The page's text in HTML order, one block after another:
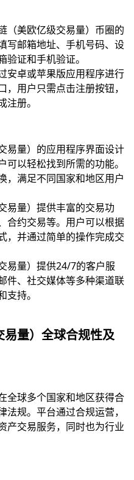
（美欧亿级交易量）币圈的
写邮箱地址、手机号码、设
证和手机验证。
安卓或苹果版应用程序进行
用户只需点击注册按钮，
册。
易量）的应用程序界面设计
以轻松找到所需的功能。
，满足不同国家和地区用户
易量）提供丰富的交易功
合约交易等。用户可以根据
，并通过简单的操作完成交
易量）提供24/7的客户服
件、社交媒体等多种渠道联
持。
量）全球合规性及
全球多个国家和地区获得合
规。平台通过合规运营，
产交易服务，同时也为行业